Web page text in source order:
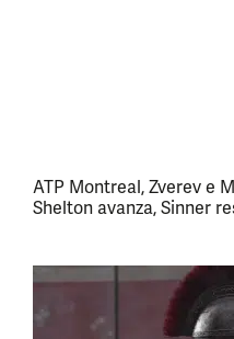
ATP Montreal, Zverev e
Shelton avanza, Sinner